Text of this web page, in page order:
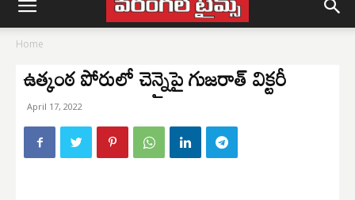
Home
ఉత్కంఠ పోరులో చెన్నైపై గుజరాత్ విక్టరీ
April 17, 2022